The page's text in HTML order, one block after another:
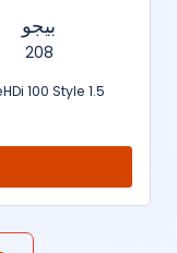
بيجو
208
1.5 BlueHDi 100 Style